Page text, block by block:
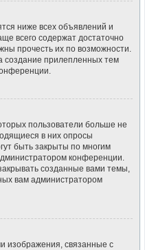
ниже всех объявлений и
всего содержат достаточно
прочесть их по возможности.
создание прилепленных тем
пользователи больше не
в них опросы
быть закрыты по многим
конференции.
созданные вами темы,
вам администратором
изображения, связанные с